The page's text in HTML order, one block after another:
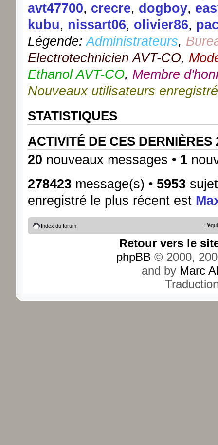
avt47700, crecre, dogboy,
kubu, nissart06, olivier86,
Légende:Administrateurs,
Electrotechnicien AVT-CO,
Ethanol AVT-CO, Membre
Nouveaux utilisateurs
STATISTIQUES
ACTIVITÉ DE CES DERNIÈRES
20 nouveaux messages • 1
278423 message(s) • 5953
enregistré le plus récent est
Index du forum
Retour vers le
phpBB © 2000,
and by Marc